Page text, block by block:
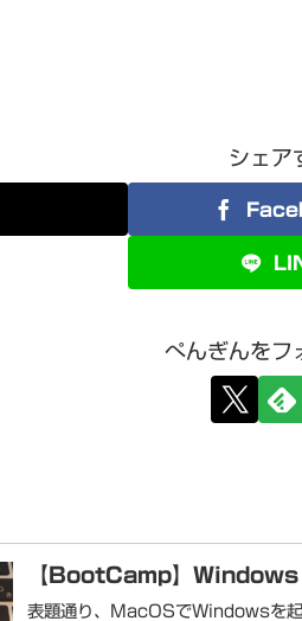
シェア
ぺんぎんをフ
【BootCamp】
表題通り、MacOSでWindowsを